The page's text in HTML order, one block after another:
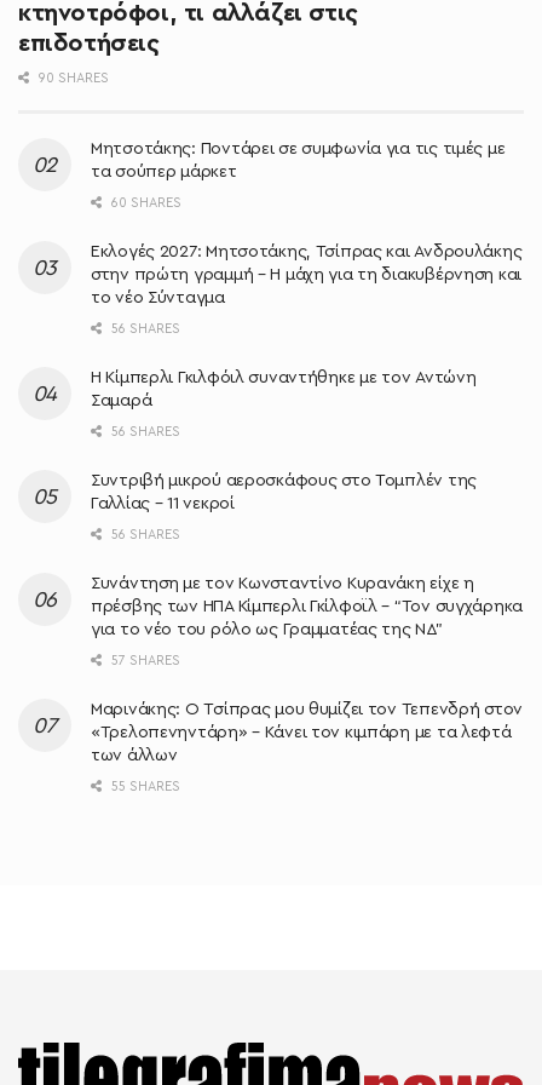
κτηνοτρόφοι, τι αλλάζει στις
επιδοτήσεις
90 SHARES
Μητσοτάκης: Ποντάρει σε συμφωνία για τις τιμές με
τα σούπερ μάρκετ
60 SHARES
Εκλογές 2027: Μητσοτάκης, Τσίπρας και Ανδρουλάκης
στην πρώτη γραμμή – Η μάχη για τη διακυβέρνηση και
το νέο Σύνταγμα
56 SHARES
Η Κίμπερλι Γκιλφόιλ συναντήθηκε με τον Αντώνη
Σαμαρά
56 SHARES
Συντριβή μικρού αεροσκάφους στο Τομπλέν της
Γαλλίας – 11 νεκροί
56 SHARES
Συνάντηση με τον Κωνσταντίνο Κυρανάκη είχε η
πρέσβης των ΗΠΑ Κίμπερλι Γκίλφοϊλ – “Τον συγχάρηκα
για το νέο του ρόλο ως Γραμματέας της ΝΔ”
57 SHARES
Μαρινάκης: Ο Τσίπρας μου θυμίζει τον Τεπενδρή στον
«Τρελοπενηντάρη» – Κάνει τον κιμπάρη με τα λεφτά
των άλλων
55 SHARES